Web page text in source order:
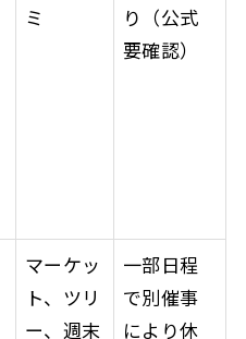
ミ
り（公式
要確認）
マーケッ
ト、ツリ
ー、週末
一部日程
で別催事
により休